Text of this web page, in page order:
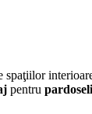
spaţiilor
pentru pardoseli